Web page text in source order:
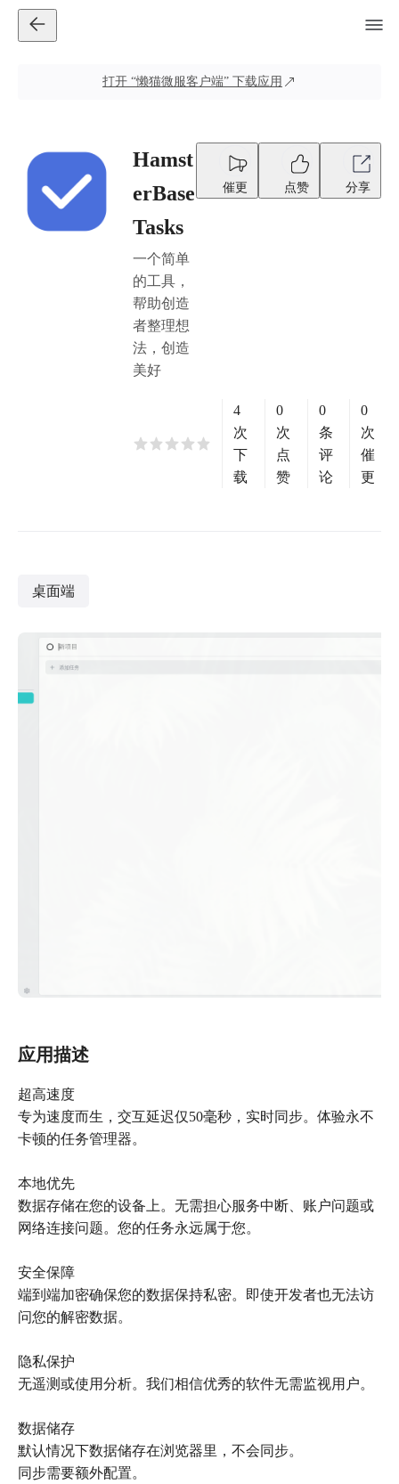
打开 “懒猫微服客户端” 下载应用
Hamst
erBase
Tasks
一个简单
的工具，
帮助创造
者整理想
法，创造
美好
催更 点赞 分享
4
次
下
载
0
次
点
赞
0
条
评
论
0
次
催
更
桌面端
应用描述
超高速度
专为速度而生，交互延迟仅50毫秒，实时同步。体验永不
卡顿的任务管理器。
本地优先
数据存储在您的设备上。无需担心服务中断、账户问题或
网络连接问题。您的任务永远属于您。
安全保障
端到端加密确保您的数据保持私密。即使开发者也无法访
问您的解密数据。
隐私保护
无遥测或使用分析。我们相信优秀的软件无需监视用户。
数据储存
默认情况下数据储存在浏览器里，不会同步。
同步需要额外配置。